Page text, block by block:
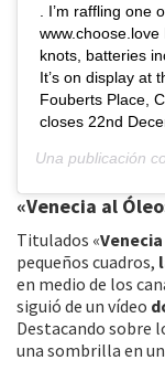
. I’m raffling
knots, batteries
It’s on display at
Fouberts Place,
closes 22nd
Una publicación
«Venecia al
Titulados «
pequeños cuadros,
en medio de los
siguió de un vídeo
Destacando sobre
una sombrilla en